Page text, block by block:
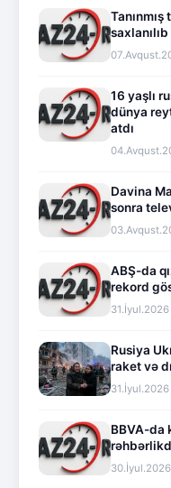
saxlanılıb
16 yaşlı
dünya
atdı
Davina
sonra
ABŞ-da
rekord
Rusiya
raket və
BBVA-da